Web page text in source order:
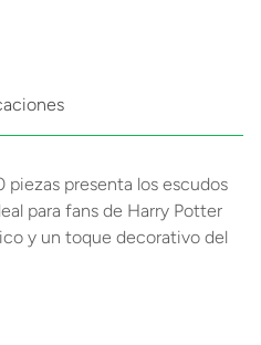
piezas presenta los escudos
para fans de Harry Potter
y un toque decorativo del